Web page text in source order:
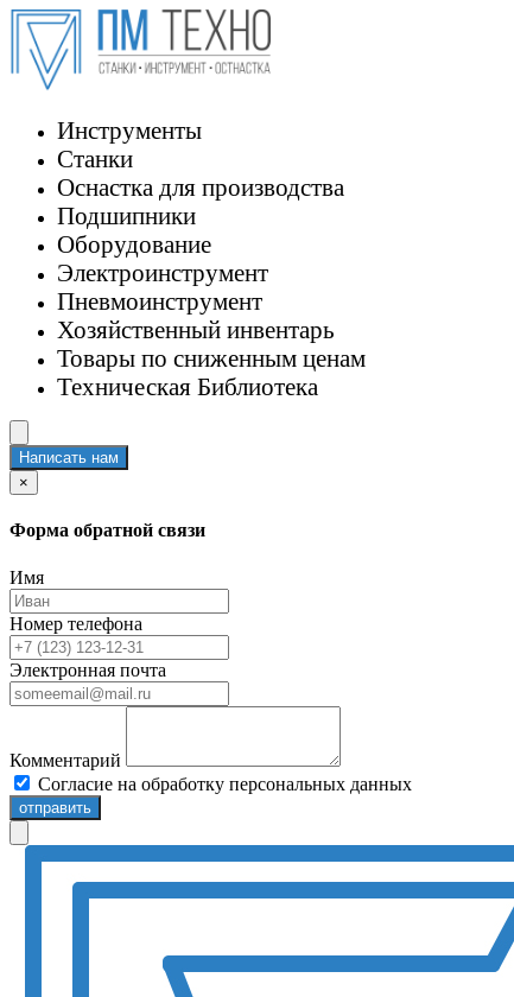
Инструменты
Станки
Оснастка для производства
Подшипники
Оборудование
Электроинструмент
Пневмоинструмент
Хозяйственный инвентарь
Товары по сниженным ценам
Техническая Библиотека
Написать нам
×
Форма обратной связи
Имя
Номер телефона
Электронная почта
Комментарий
Согласие на обработку персональных данных
отправить